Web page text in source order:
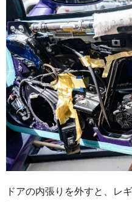
ドアの内張りを外すと、レ